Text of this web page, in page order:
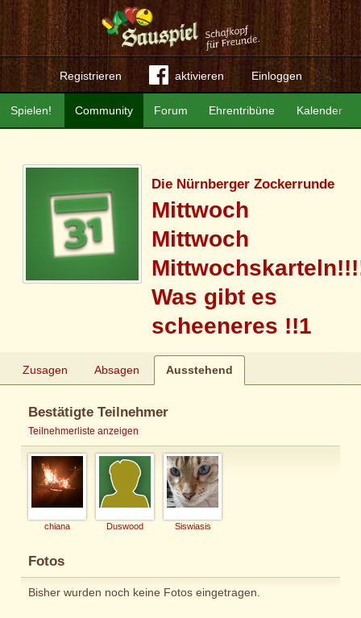
Registrieren aktivieren Einloggen
Community Forum Ehrentribüne Kalender
Spielen!
Die Nürnberger Zockerrunde
Mittwoch
Mittwoch
Was gibt es
scheeneres !!1
Zusagen Absagen Ausstehend
Bestätigte Teilnehmer
Teilnehmerliste anzeigen
chiana Duswood Siswiasis
Fotos
Bisher wurden noch keine Fotos eingetragen.